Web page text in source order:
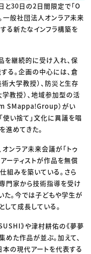
30日の2日間限定で「O
一般社団法人オンラア未来
る新たなインフラ構築を
を継続的に受け入れ、保
る。企画の中心には、倉
大学教授）、防災と生存
教授）、地域参加型の活
SMappa!Group）がい
使い捨て」文化に異議を唱
進めてきた。
ンラア未来会議が「トゥ
アーティストが作品を無償
組みを築いている。さら
門家から技術指導を受け
た。今では子どもや学生が
て成長している。
》や津村耕佑の《夢夢
た作品が並ぶ。加えて、
本の現代アートを代表する